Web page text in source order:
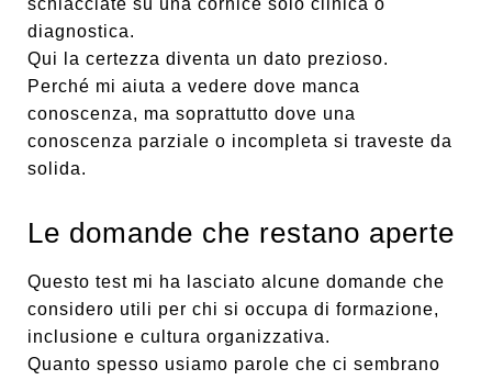
diagnostica.
Qui la certezza diventa un dato prezioso.
Perché mi aiuta a vedere dove manca
conoscenza, ma soprattutto dove una
conoscenza parziale o incompleta si traveste da
solida.
Le domande che restano aperte
Questo test mi ha lasciato alcune domande che
considero utili per chi si occupa di formazione,
inclusione e cultura organizzativa.
Quanto spesso usiamo parole che ci sembrano